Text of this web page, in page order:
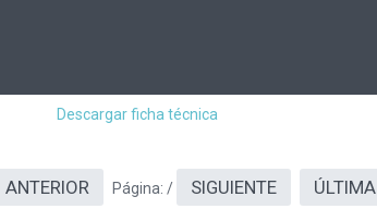
Descargar ficha técnica
ANTERIOR Página: / SIGUIENTE ÚLTIMA